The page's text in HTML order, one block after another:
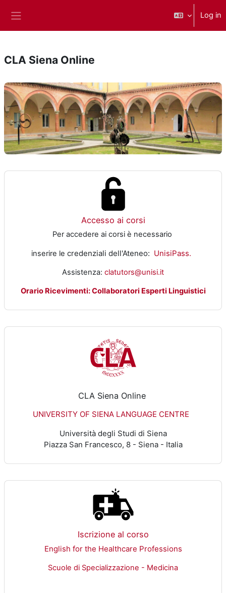
Log in
CLA Siena Online
Accesso ai corsi
Per accedere ai corsi è necessario
inserire le credenziali dell'Ateneo: UnisiPass.
Assistenza: clatutors@unisi.it
Orario Ricevimenti: Collaboratori Esperti Linguistici
CLA Siena Online
UNIVERSITY OF SIENA LANGUAGE CENTRE
Università degli Studi di Siena
Piazza San Francesco, 8 - Siena - Italia
Iscrizione al corso
English for the Healthcare Professions
Scuole di Specializzazione - Medicina